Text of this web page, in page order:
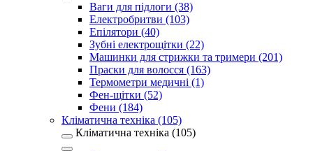
Ваги для підлоги (38)
Електробритви (103)
Епілятори (40)
Зубні електрощітки (22)
Машинки для стрижки та тримери (201)
Праски для волосся (163)
Термометри медичні (1)
Фен-щітки (52)
Фени (184)
Кліматична техніка (105)
Кліматична техніка (105)